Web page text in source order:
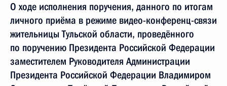
О ходе исполнения поручения, данного по итогам
личного приёма в режиме видео-конференц-связи
жительницы Тульской области, проведённого
по поручению Президента Российской Федерации
заместителем Руководителя Администрации
Президента Российской Федерации Владимиром